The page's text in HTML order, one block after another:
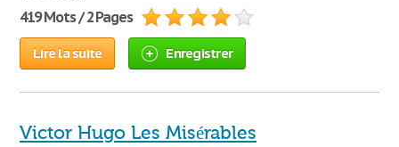
419 Mots / 2 Pages
Lire la suite Enregistrer
Victor Hugo Les Misérables